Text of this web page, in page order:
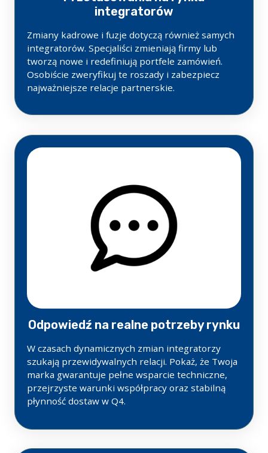
integratorów
Zmiany kadrowe i fuzje dotyczą również samych
integratorów. Specjaliści zmieniają firmy lub
tworzą nowe i redefiniują portfele zamówień.
Osobiście zweryfikuj te roszady i zabezpiecz
najważniejsze relacje partnerskie.
Odpowiedź na realne potrzeby rynku
W czasach dynamicznych zmian integratorzy
szukają przewidywalnych relacji. Pokaż, że Twoja
marka gwarantuje pełne wsparcie techniczne,
przejrzyste warunki współpracy oraz stabilną
płynność dostaw w Q4.